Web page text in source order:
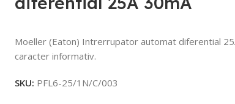
Moeller (Eaton) Intrerrupator automat diferential
caracter informativ.
SKU: PFL6-25/1N/C/003